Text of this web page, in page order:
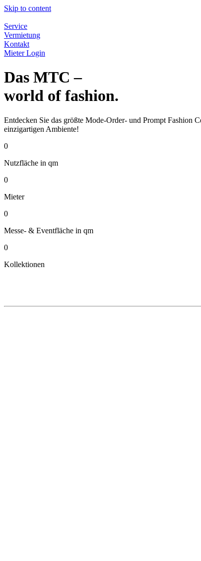
Skip to content
Service
Vermietung
Kontakt
Mieter Login
Das MTC –
world of fashion.
Entdecken Sie das größte Mode-Order- und Prompt Fashion
einzigartigen Ambiente!
0
Nutzfläche in qm
0
Mieter
0
Messe- & Eventfläche in qm
0
Kollektionen